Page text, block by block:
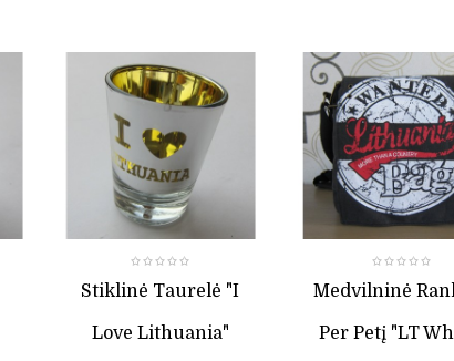
Stiklinė Taurelė "I
Love Lithuania"
Medvilninė
Per Petį "LT